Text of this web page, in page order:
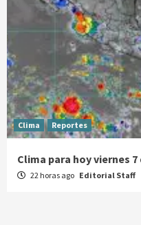
Clima Reportes
Clima para hoy viernes
22 horas ago Editorial Staff